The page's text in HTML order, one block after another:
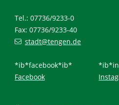
Tel.: 07736/9233-0
Fax: 07736/9233-40
stadt@tengen.de
*ib*facebook*ib*
Facebook